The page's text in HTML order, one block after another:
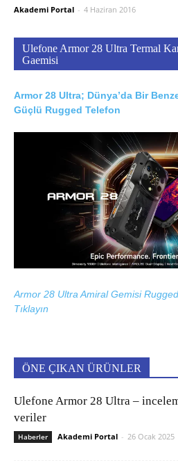
Akademi Portal - 4 Haziran 2016
Ulefone Armor 28 Ultra Termal
Gaemisi
Armor 28 Ultra; Dünya’da Bir
Güçlü Rugged Telefon
Armor 28 Ultra Amiral Gemisi
Tıklayın
ÖNE ÇIKAN ÜRÜNLER
Ulefone Armor 28 Ultra –
veriler
Haberler Akademi Portal - 26 Ocak 2025